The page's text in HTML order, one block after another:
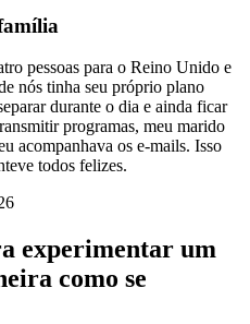
pessoas para o Reino Unido e
nós tinha seu próprio plano
durante o dia e ainda ficar
programas, meu marido
acompanhava os e-mails. Isso
todos felizes.
experimentar um
como se